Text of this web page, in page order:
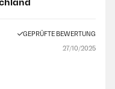
GEPRÜFTE BEWERTUNG
27/10/2025